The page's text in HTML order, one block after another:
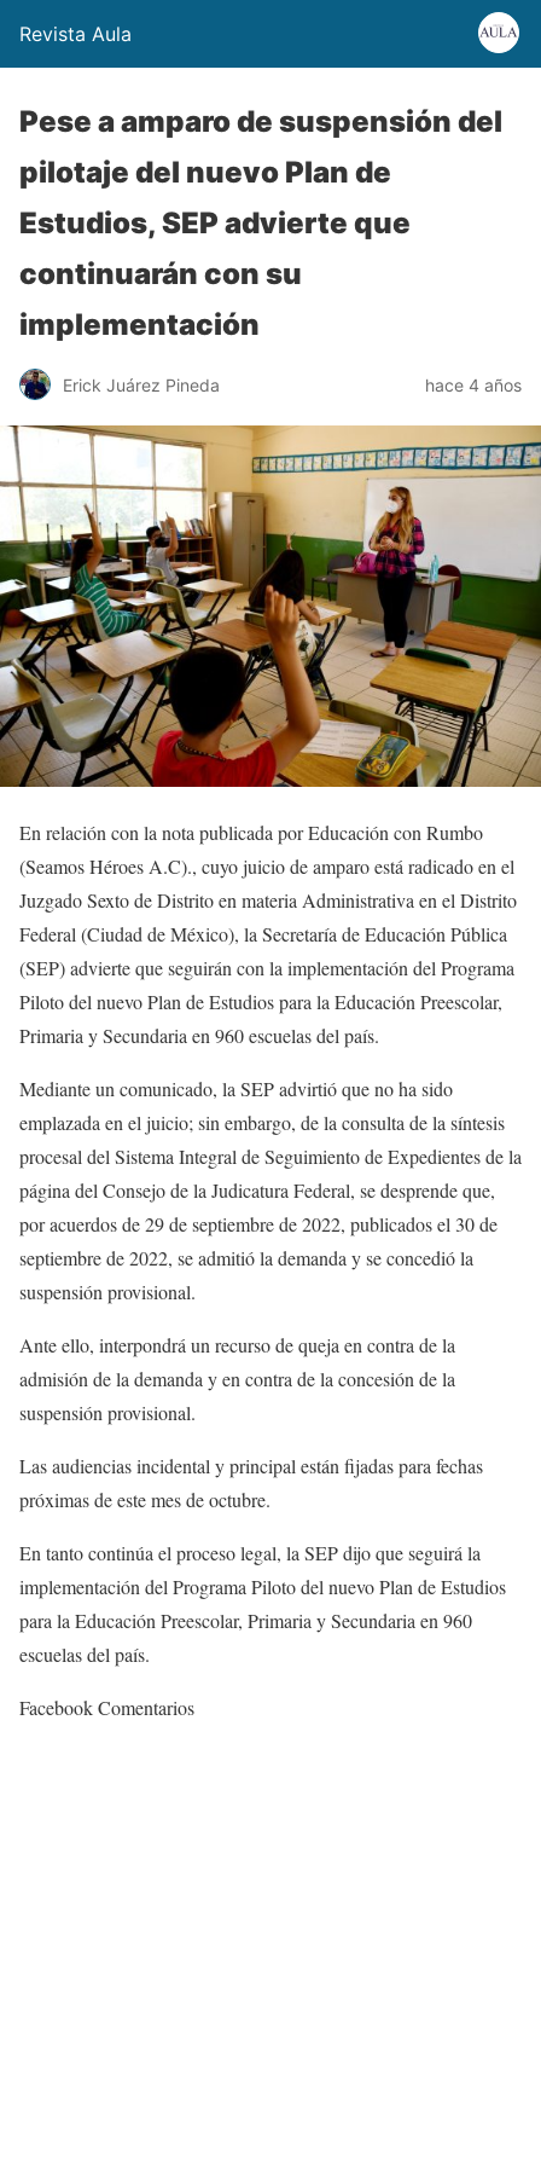
Revista Aula
Pese a amparo de suspensión del
pilotaje del nuevo Plan de
Estudios, SEP advierte que
continuarán con su
implementación
Erick Juárez Pineda hace 4 años
En relación con la nota publicada por Educación con Rumbo
(Seamos Héroes A.C)., cuyo juicio de amparo está radicado en el
Juzgado Sexto de Distrito en materia Administrativa en el Distrito
Federal (Ciudad de México), la Secretaría de Educación Pública
(SEP) advierte que seguirán con la implementación del Programa
Piloto del nuevo Plan de Estudios para la Educación Preescolar,
Primaria y Secundaria en 960 escuelas del país.
Mediante un comunicado, la SEP advirtió que no ha sido
emplazada en el juicio; sin embargo, de la consulta de la síntesis
procesal del Sistema Integral de Seguimiento de Expedientes de la
página del Consejo de la Judicatura Federal, se desprende que,
por acuerdos de 29 de septiembre de 2022, publicados el 30 de
septiembre de 2022, se admitió la demanda y se concedió la
suspensión provisional.
Ante ello, interpondrá un recurso de queja en contra de la
admisión de la demanda y en contra de la concesión de la
suspensión provisional.
Las audiencias incidental y principal están fijadas para fechas
próximas de este mes de octubre.
En tanto continúa el proceso legal, la SEP dijo que seguirá la
implementación del Programa Piloto del nuevo Plan de Estudios
para la Educación Preescolar, Primaria y Secundaria en 960
escuelas del país.
Facebook Comentarios